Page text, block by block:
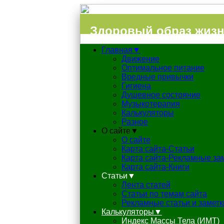
Здоровый образ
Главная▼
Движение
Оптимальное питание
Вредные привычки
Гигиена
Душевное состояние
Музыкотерапия
Калькуляторы
Разное
О сайте▼
О сайте
Карта сайта-Статьи
Карта сайта-Рекламные
Карта сайта-Книги
Статьи▼
Лента статей
Статьи по темам сайта
Рекламные статьи и
Калькуляторы▼
Индекс Массы Тела (ИМТ)